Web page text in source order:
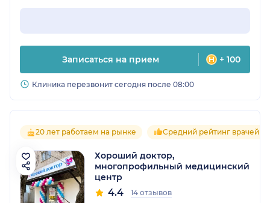
Записаться на прием + 100
Клиника перезвонит сегодня после 08:00
20 лет работаем на рынке Средний рейтинг врачей
Хороший доктор,
многопрофильный медицинский
центр
4.4 14 отзывов